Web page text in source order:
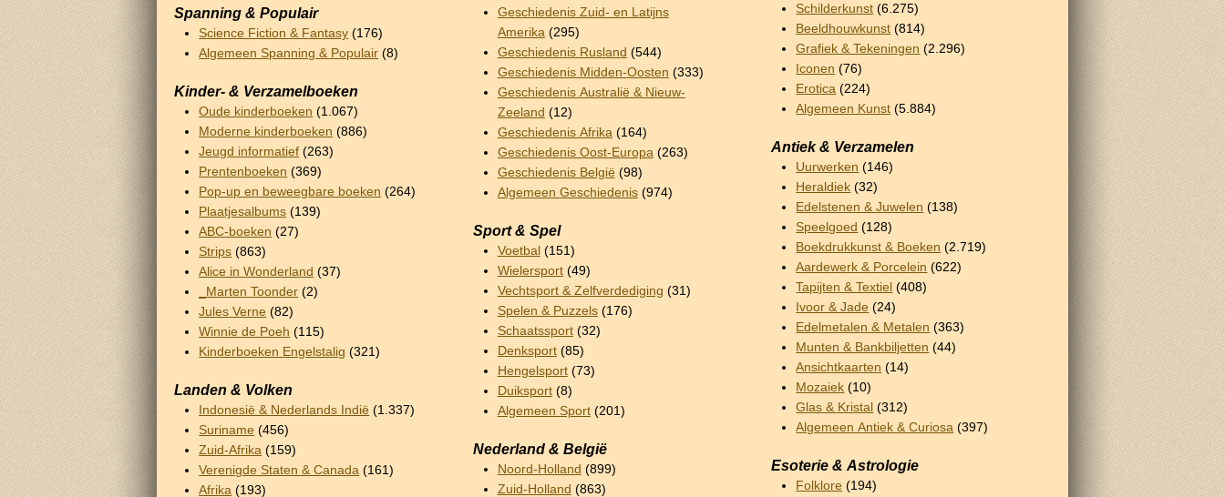
Spanning & Populair
Science Fiction & Fantasy (176)
Algemeen Spanning & Populair (8)
Kinder- & Verzamelboeken
Oude kinderboeken (1.067)
Moderne kinderboeken (886)
Jeugd informatief (263)
Prentenboeken (369)
Pop-up en beweegbare boeken (264)
Plaatjesalbums (139)
ABC-boeken (27)
Strips (863)
Alice in Wonderland (37)
_Marten Toonder (2)
Jules Verne (82)
Winnie de Poeh (115)
Kinderboeken Engelstalig (321)
Landen & Volken
Indonesië & Nederlands Indië (1.337)
Suriname (456)
Zuid-Afrika (159)
Verenigde Staten & Canada (161)
Afrika (193)
Geschiedenis Zuid- en Latijns
Amerika (295)
Geschiedenis Rusland (544)
Geschiedenis Midden-Oosten (333)
Geschiedenis Australië & Nieuw-
Zeeland (12)
Geschiedenis Afrika (164)
Geschiedenis Oost-Europa (263)
Geschiedenis België (98)
Algemeen Geschiedenis(974)
Sport & Spel
Voetbal(151)
Wielersport(49)
Vechtsport & Zelfverdediging (31)
Spelen & Puzzels(176)
Schaatssport(32)
Denksport(85)
Hengelsport(73)
Duiksport(8)
Algemeen Sport(201)
Nederland & België
Noord-Holland (899)
Zuid-Holland (863)
Schilderkunst (6.275)
Beeldhouwkunst (814)
Grafiek & Tekeningen (2.296)
Iconen (76)
Erotica (224)
Algemeen Kunst (5.884)
Antiek & Verzamelen
Uurwerken (146)
Heraldiek (32)
Edelstenen & Juwelen (138)
Speelgoed (128)
Boekdrukkunst & Boeken (2.719)
Aardewerk & Porcelein (622)
Tapijten & Textiel (408)
Ivoor & Jade (24)
Edelmetalen & Metalen (363)
Munten & Bankbiljetten (44)
Ansichtkaarten (14)
Mozaiek (10)
Glas & Kristal (312)
Algemeen Antiek & Curiosa (397)
Esoterie & Astrologie
Folklore (194)